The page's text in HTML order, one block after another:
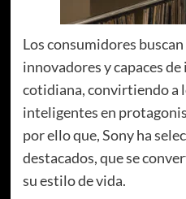
Los consumidores
innovadores y capaces
cotidiana, convirtiendo a
inteligentes en
por ello que, Sony ha
destacados, que se
su estilo de vida.